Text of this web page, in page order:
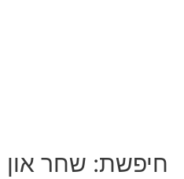
חיפשת: שחר און